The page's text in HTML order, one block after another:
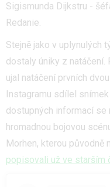
Sigismunda Dijkstru -
Redanie.
Stejně jako v uplynulých
dostaly úniky z natáčení.
ujal natáčení prvních
Instagramu sdílel
dostupných informací se
hromadnou bojovou
Morhen, kterou původně
popisovali už ve starším